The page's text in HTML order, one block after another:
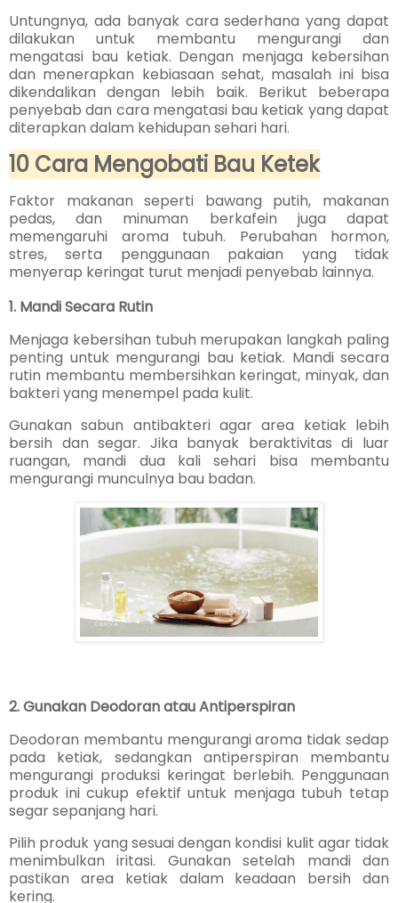
Untungnya, ada banyak cara sederhana yang dapat
dilakukan untuk membantu mengurangi dan
mengatasi bau ketiak. Dengan menjaga kebersihan
dan menerapkan kebiasaan sehat, masalah ini bisa
dikendalikan dengan lebih baik. Berikut beberapa
penyebab dan cara mengatasi bau ketiak yang dapat
diterapkan dalam kehidupan sehari hari.
10 Cara Mengobati Bau Ketek
Faktor makanan seperti bawang putih, makanan
pedas, dan minuman berkafein juga dapat
memengaruhi aroma tubuh. Perubahan hormon,
stres, serta penggunaan pakaian yang tidak
menyerap keringat turut menjadi penyebab lainnya.
1. Mandi Secara Rutin
Menjaga kebersihan tubuh merupakan langkah paling
penting untuk mengurangi bau ketiak. Mandi secara
rutin membantu membersihkan keringat, minyak, dan
bakteri yang menempel pada kulit.
Gunakan sabun antibakteri agar area ketiak lebih
bersih dan segar. Jika banyak beraktivitas di luar
ruangan, mandi dua kali sehari bisa membantu
mengurangi munculnya bau badan.
2. Gunakan Deodoran atau Antiperspiran
Deodoran membantu mengurangi aroma tidak sedap
pada ketiak, sedangkan antiperspiran membantu
mengurangi produksi keringat berlebih. Penggunaan
produk ini cukup efektif untuk menjaga tubuh tetap
segar sepanjang hari.
Pilih produk yang sesuai dengan kondisi kulit agar tidak
menimbulkan iritasi. Gunakan setelah mandi dan
pastikan area ketiak dalam keadaan bersih dan
kering.